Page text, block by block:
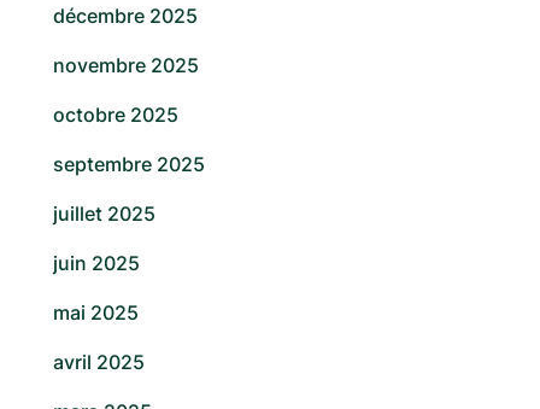
décembre 2025
novembre 2025
octobre 2025
septembre 2025
juillet 2025
juin 2025
mai 2025
avril 2025